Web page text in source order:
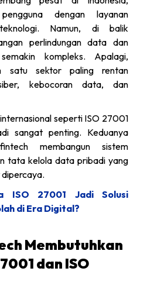
dengan layanan
Namun, di balik
perlindungan data dan
kompleks. Apalagi,
satu sektor paling rentan
kebocoran data, dan
seperti ISO 27001
sangat penting. Keduanya
membangun sistem
tata kelola data pribadi yang
ISO 27001 Jadi Solusi
di Era Digital?
Membutuhkan
dan ISO